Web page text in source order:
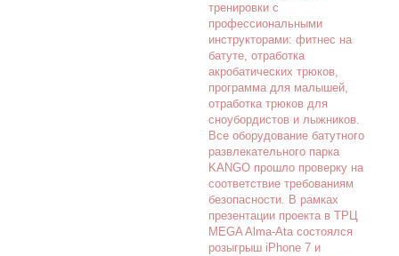
тренировки с
профессиональными
инструкторами: фитнес на
батуте, отработка
акробатических трюков,
программа для малышей,
отработка трюков для
сноубордистов и лыжников.
Все оборудование батутного
развлекательного парка
KANGO прошло проверку на
соответствие требованиям
безопасности. В рамках
презентации проекта в ТРЦ
MEGA Alma-Ata состоялся
розыгрыш iPhone 7 и